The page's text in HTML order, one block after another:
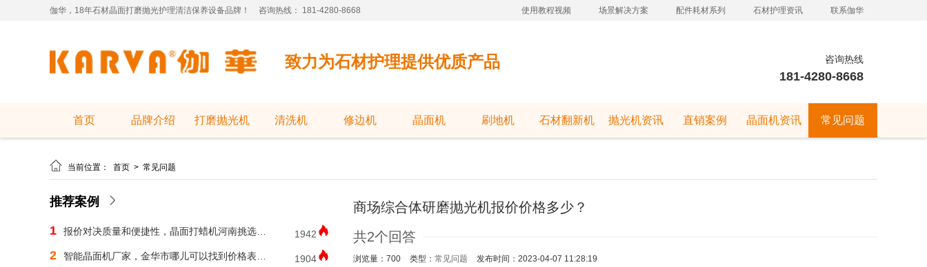
伽华，18年石材晶面打磨抛光护理清洁保养设备品牌！ 咨询热线： 181-4280-8668 使用教程视频 场景解决方案 配件耗材系列 石材护理资讯 联系伽华
致力为石材护理提供优质产品 咨询热线
181-4280-8668
首页 品牌介绍 打磨抛光机 清洗机 修边机 晶面机 刷地机 石材翻新机 抛光机资讯 直销案例 晶面机资讯 常见问题
 当前位置： 首页 > 常见问题
商场综合体研磨抛光机报价价格多少？
共2个回答
浏览量：700 类型： 常见问题 发布时间：2023-04-07 11:28:19
推荐案例
1 1942
2 1904